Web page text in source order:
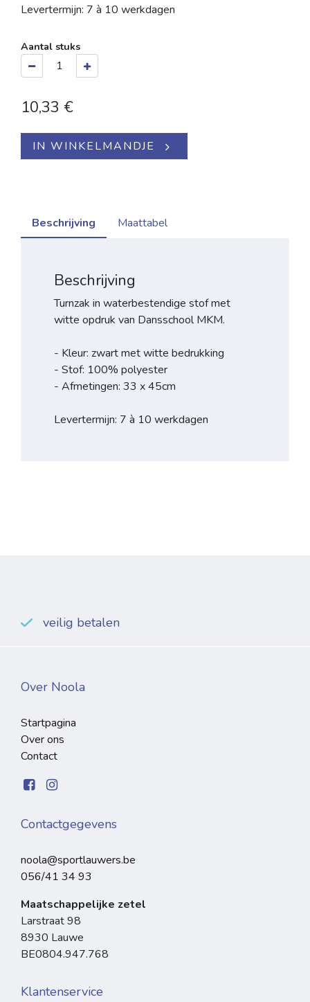
Levertermijn: 7 à 10 werkdagen
Aantal stuks
10,33 €
IN WINKELMANDJE
Beschrijving Maattabel
Beschrijving
Turnzak in waterbestendige stof met
witte opdruk van Dansschool MKM.
- Kleur: zwart met witte bedrukking
- Stof: 100% polyester
- Afmetingen: 33 x 45cm
Levertermijn: 7 à 10 werkdagen
veilig betalen
Over Noola
Startpagina
Over ons
Contact
Contactgegevens
noola@sportlauwers.be
056/41 34 93
Maatschappelijke zetel
Larstraat 98
8930 Lauwe
BE0804.947.768
Klantenservice